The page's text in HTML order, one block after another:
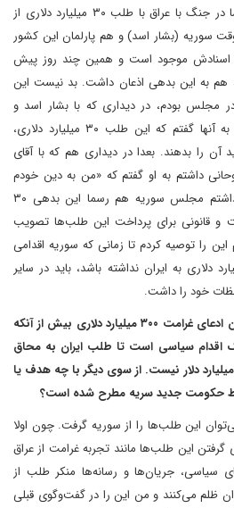
منتها تفاوت اصلی بین غرامت ما در جنگ با عراق با طلب ۳۰ میلیارد دلاری از
سوریه (بشار اسد) و هم پارلمان این کشور
اسنادش موجود است و همین چند روز پیش
به این بدهی اذعان داشت. بد نیست این
مجلس بودم، در دیداری که با بشار اسد و
نخست‌وزیر وقت سوریه داشتم به آنها گفتم که این طلب ۳۰ میلیارد دلاری،
آن را بدهند. بعدا در دیداری هم که با آقای
داشتم به او گفتم که «من به دین خودم
عمل کردم و با تلاش‌هایی که داشتم مجلس سوریه هم رسما این بدهی ۳۰
و قانونی برای پرداخت این طلب‌ها تصویب
این را توصیه کردم تا زمانی که سوریه اقدامی
این طلب ۳۰ میلیارد دلاری به ایران نداشته باشد، باید در سایر
خود را داشت.
با اینحال و به گفته خودتان این ادعای غرامت ۳۰۰ میلیارد دلاری بیش از آنکه
اقدام سیاسی است تا طلب ایران به محاق
برود. لذا امیدی به گرفتن آن ۳۰ میلیارد دلار نیست. از سوی دیگر با چه هدف یا
حکومت جدید سریه مطرح شده است؟
این طلب‌ها را از سوریه گرفت. چون اولا
این طلب‌ها مانند تجربه غرامت از عراق
سیاسی، جریان‌ها و رسانه‌ها منکر طلب از
ظلم می‌کنند و من این را در گفت‌وگوی قبلی